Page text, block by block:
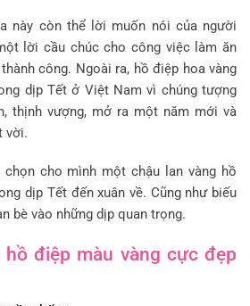
này còn thể lời muốn nói của người
lời cầu chúc cho công việc làm ăn
công. Ngoài ra, hồ điệp hoa vàng
dịp Tết ở Việt Nam vì chúng tượng
thịnh vượng, mở ra một năm mới và
vời.
chọn cho mình một chậu lan vàng hồ
dịp Tết đến xuân về. Cũng như biếu
bè vào những dịp quan trọng.
điệp màu vàng cực đẹp